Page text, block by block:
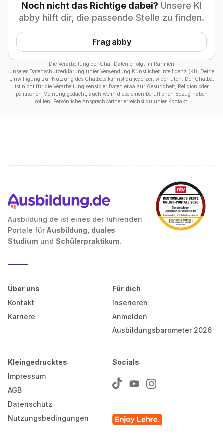
Noch nicht das Richtige dabei? Unsere KI
abby hilft dir, die passende Stelle zu finden.
Frag abby
Die Verarbeitung der Chat-Daten erfolgt im Rahmen
unserer Datenschutzerklärung unter Verwendung Künstlicher Intelligenz (KI). Deine
Einwilligung zur Nutzung des Chatbots kannst du jederzeit widerrufen. Der Chatbot
ist nicht für die Verarbeitung sensibler Daten etwa zur Gesundheit, Religion oder
politischen Meinung gedacht, auch wenn diese einen beruflichen Bezug haben
sollten. Persönliche Ansprechpartner erreichst du unter Kontakt
Ausbildung.de ist eines der führenden
Portale für Ausbildung, duales
Studium und Schülerpraktikum.
Über uns
Kontakt
Karriere
Für dich
Inserieren
Anmelden
Ausbildungsbarometer 2026
Kleingedrucktes
Impressum
AGB
Datenschutz
Nutzungsbedingungen
Socials